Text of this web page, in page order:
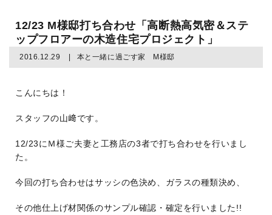
12/23 M様邸打ち合わせ「高断熱高気密＆ステ
ップフロアーの木造住宅プロジェクト」
2016.12.29 本と一緒に過ごす家 M様邸
こんにちは！
スタッフの山﨑です。
12/23にＭ様ご夫妻と工務店の3者で打ち合わせを行いまし
た。
今回の打ち合わせはサッシの色決め、ガラスの種類決め、
その他仕上げ材関係のサンプル確認・確定を行いました!!